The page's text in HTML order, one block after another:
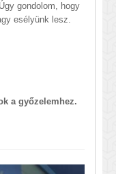
gondolom, hogy
esélyünk lesz.
a győzelemhez.